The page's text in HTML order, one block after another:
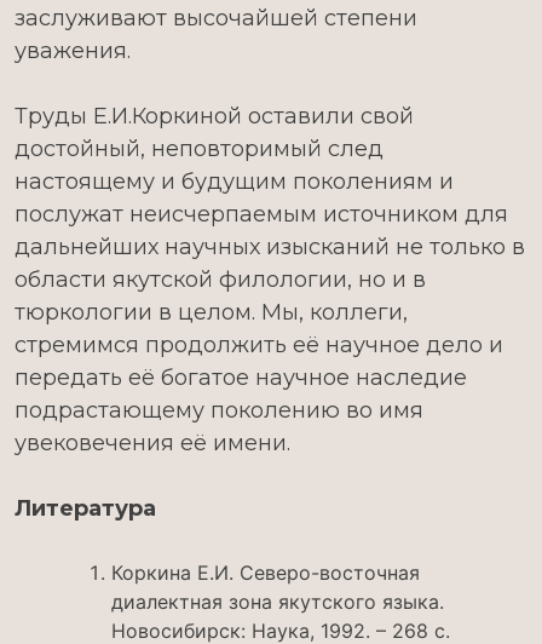
заслуживают высочайшей степени
уважения.
Труды Е.И.Коркиной оставили свой
достойный, неповторимый след
настоящему и будущим поколениям и
послужат неисчерпаемым источником для
дальнейших научных изысканий не только в
области якутской филологии, но и в
тюркологии в целом. Мы, коллеги,
стремимся продолжить её научное дело и
передать её богатое научное наследие
подрастающему поколению во имя
увековечения её имени.
Литература
Коркина Е.И. Северо-восточная
диалектная зона якутского языка.
Новосибирск: Наука, 1992. – 268 с.